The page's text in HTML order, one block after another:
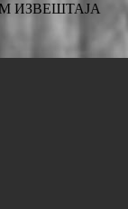
ИЗВЕШТАЈА